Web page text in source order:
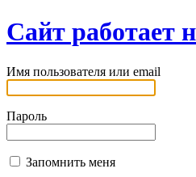
Сайт работает
Имя пользователя или email
Пароль
Запомнить меня